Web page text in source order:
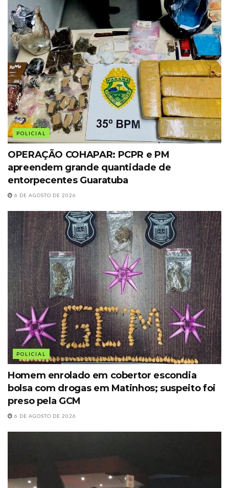
POLICIAL
OPERAÇÃO COHAPAR: PCPR e PM
apreendem grande quantidade de
entorpecentes Guaratuba
6 DE AGOSTO DE 2026
POLICIAL
Homem enrolado em cobertor escondia
bolsa com drogas em Matinhos; suspeito foi
preso pela GCM
6 DE AGOSTO DE 2026